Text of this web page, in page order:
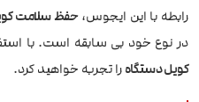
رابطه با این ایجوس،حفظ سلامت
در نوع خود بی سابقه است. با
کویل دستگاهرا تجربه خواهید کرد.